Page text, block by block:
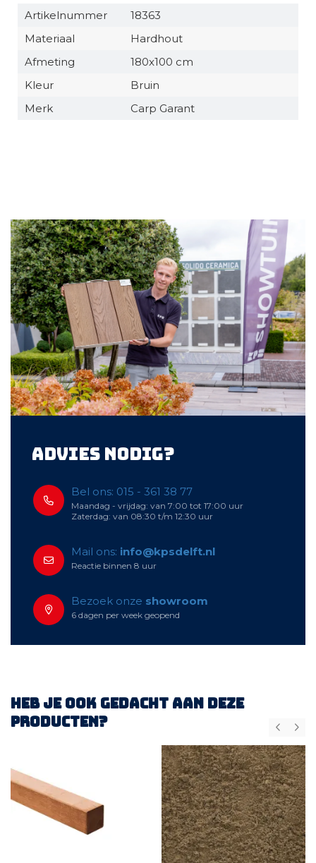
Artikelnummer
18363
Materiaal
Hardhout
Afmeting
180x100 cm
Kleur
Bruin
Merk
Carp Garant
Advies nodig?
Bel ons: 015 - 361 38 77
Maandag - vrijdag: van 7:00 tot 17:00 uur
Zaterdag: van 08:30 t/m 12:30 uur
Mail ons: info@kpsdelft.nl
Reactie binnen 8 uur
Bezoek onze showroom
6 dagen per week geopend
Heb je ook gedacht aan deze
producten?